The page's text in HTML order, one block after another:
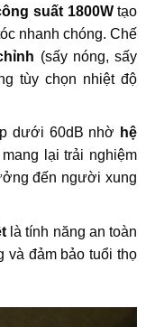
suất 1800Wtạo
nhanh chóng. Chế
(sấy nóng, sấy
tùy chọn nhiệt độ
dưới 60dB nhờ hệ
lại trải nghiệm
đến người xung
là tính năng an toàn
và đảm bảo tuổi thọ